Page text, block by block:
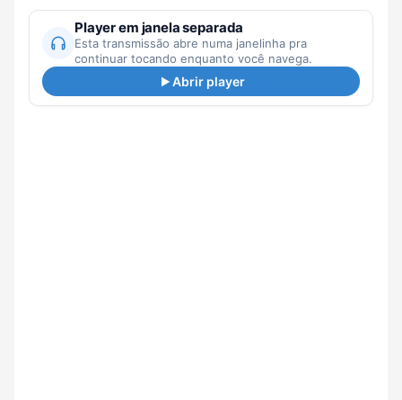
Player em janela separada
Esta transmissão abre numa janelinha pra
continuar tocando enquanto você navega.
Abrir player